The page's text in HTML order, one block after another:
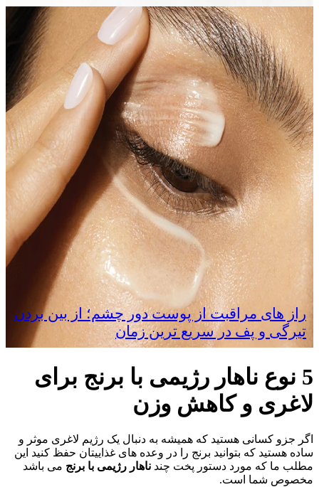
راز های مراقبت از پوست دور چشم؛ از بین بردن
تیرگی و پف در سریع‌ ترین زمان
5 نوع ناهار رژیمی با برنج برای
لاغری و کاهش وزن
اگر جزو کسانی هستید که همیشه به دنبال یک رژیم لاغری موثر و
ساده هستید که بتوانید برنج را در وعده های غذاییتان حفظ کنید این
مطلب ما که مورد دستور پخت چند ناهار رژیمی با برنج می باشد
مخصوص شما است.